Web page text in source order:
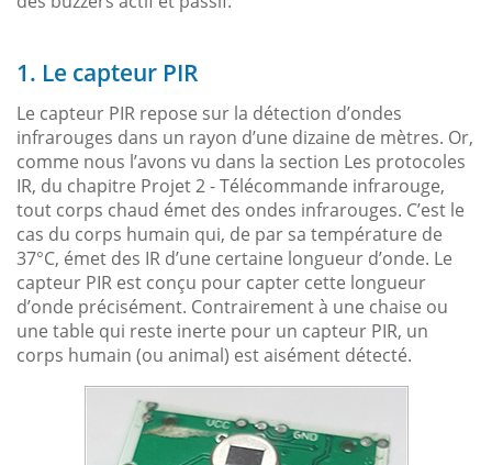
1. Le capteur PIR
Le capteur PIR repose sur la détection d’ondes
infrarouges dans un rayon d’une dizaine de mètres. Or,
comme nous l’avons vu dans la section Les protocoles
IR, du chapitre Projet 2 - Télécommande infrarouge,
tout corps chaud émet des ondes infrarouges. C’est le
cas du corps humain qui, de par sa température de
37°C, émet des IR d’une certaine longueur d’onde. Le
capteur PIR est conçu pour capter cette longueur
d’onde précisément. Contrairement à une chaise ou
une table qui reste inerte pour un capteur PIR, un
corps humain (ou animal) est aisément détecté.